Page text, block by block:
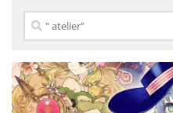
Cari
untuk: